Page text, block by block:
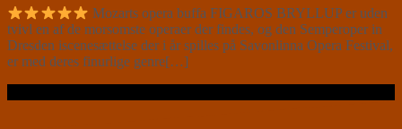
Mozarts opera buffa FIGAROS BRYLLUP er uden
tvivl en af de morsomste operaer der findes, og den Semperoper in
Dresden iscenesættelse der i år spilles på Savonlinna Opera Festival,
er med deres finurlige genre[…]